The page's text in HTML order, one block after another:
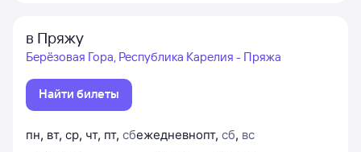
в Пряжу
Берёзовая Гора, Республика Карелия - Пряжа
Найти билеты
пн, вт, ср, чт, пт, сбежедневнопт, сб, вс